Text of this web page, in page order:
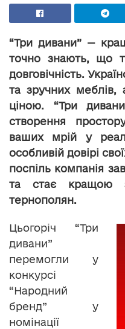
“Три дивани” —
точно знають, що
довговічність.
та зручних меблів,
ціною. “Три
створення
ваших мрій у
особливій довірі
поспіль компанія
та стає кращою
тернополян.
Цьогоріч “Три
дивани”
перемогли у
конкурсі
“Народний
бренд” у
номінації